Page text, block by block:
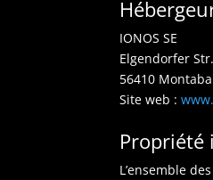
IONOS SE
Elgendorfer
56410
Site web :
L’ensemble